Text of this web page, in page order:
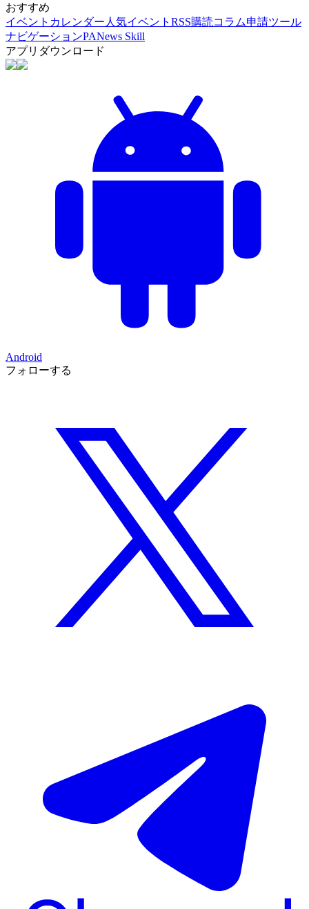
おすすめ
イベントカレンダー 人気イベント RSS購読コラム申請ツール
ナビゲーションPANews Skill
アプリダウンロード
Android
フォローする